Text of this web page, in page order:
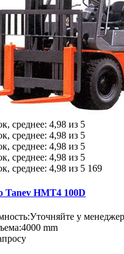
169
Tanev HMT4 100D
Уточняйте у
4000 mm